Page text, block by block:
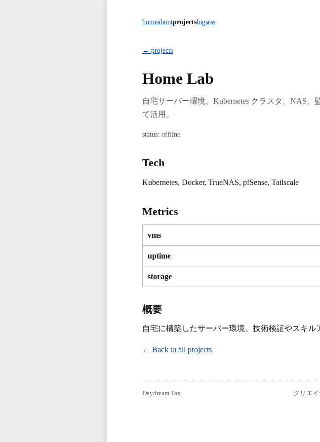
homeaboutprojectslogsrss
← projects
Home Lab
自宅サーバー環境。Kubernetes クラスタ、NAS
て活用。
status: offline
Tech
Kubernetes, Docker, TrueNAS, pfSense, Tailscale
Metrics
vms
uptime
storage
概要
自宅に構築したサーバー環境。技術検証やスキル
← Back to all projects
Daydream Tax
クリエ